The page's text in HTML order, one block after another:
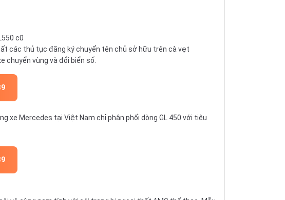
cũ
các thủ tục đăng ký chuyển tên chủ sở hữu trên cà vẹt
chuyển vùng và đổi biển số.
xe Mercedes tại Việt Nam chỉ phân phối dòng GL 450 với tiêu